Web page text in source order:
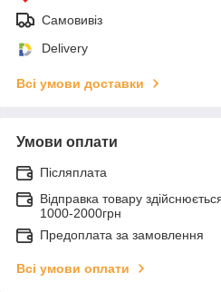
Самовивіз
Delivery
Всі умови доставки
Умови оплати
Післяплата
Відправка товару
1000-2000грн
Предоплата за замовлення
Всі умови оплати